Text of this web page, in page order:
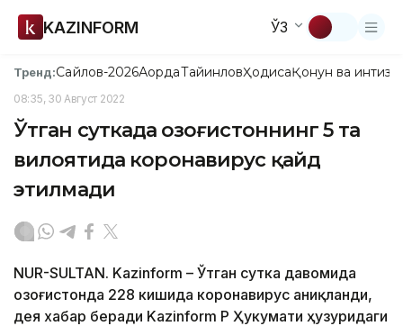
KAZINFORM ЎЗ
Тренд:Сайлов-2026АқордаТайинловҲодисаҚонун ва
08:35, 30 Август 2022
Ўтган суткада Қозоғистоннинг 5 та
вилоятида коронавирус қайд
этилмади
NUR-SULTAN. Kazinform – Ўтган сутка давомида
Қозоғистонда 228 кишида коронавирус аниқланди,
дея хабар беради Kazinform ҚР Ҳукумати ҳузуридаги